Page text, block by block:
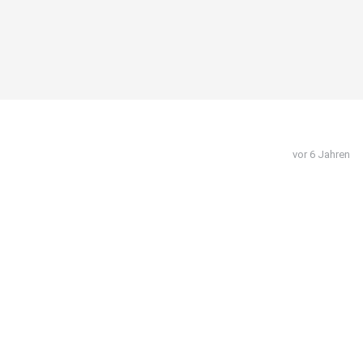
vor 6 Jahren